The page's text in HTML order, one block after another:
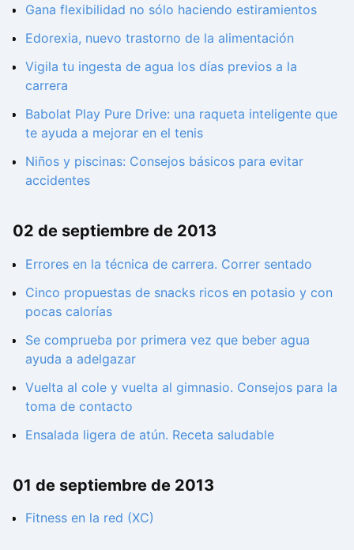
Gana flexibilidad no sólo haciendo estiramientos
Edorexia, nuevo trastorno de la alimentación
Vigila tu ingesta de agua los días previos a la
carrera
Babolat Play Pure Drive: una raqueta inteligente que
te ayuda a mejorar en el tenis
Niños y piscinas: Consejos básicos para evitar
accidentes
02 de septiembre de 2013
Errores en la técnica de carrera. Correr sentado
Cinco propuestas de snacks ricos en potasio y con
pocas calorías
Se comprueba por primera vez que beber agua
ayuda a adelgazar
Vuelta al cole y vuelta al gimnasio. Consejos para la
toma de contacto
Ensalada ligera de atún. Receta saludable
01 de septiembre de 2013
Fitness en la red (XC)